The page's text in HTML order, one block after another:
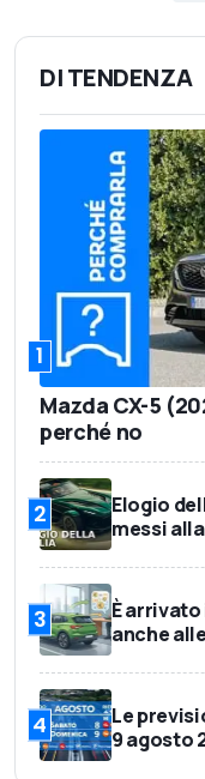
DI TENDENZA
1
Mazda CX-5
perché no
2
Elogio
messi
3
È
anche
4
Le
9 agosto